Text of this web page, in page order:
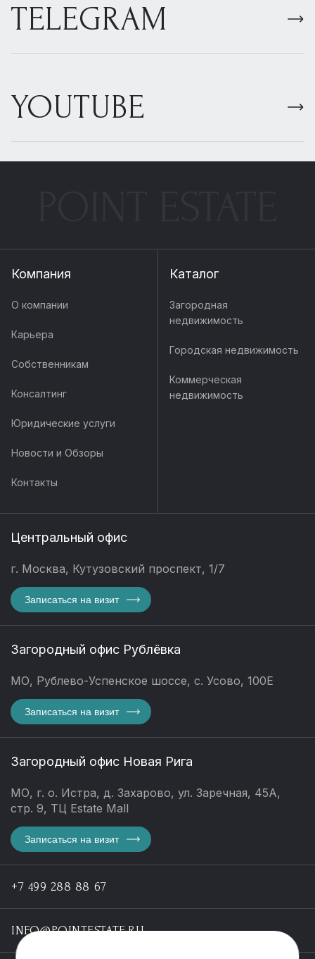
TELEGRAM
YOUTUBE
Компания
О компании
Карьера
Собственникам
Консалтинг
Юридические услуги
Новости и Обзоры
Контакты
Каталог
Загородная
недвижимость
Городская недвижимость
Коммерческая
недвижимость
Центральный офис
г. Москва, Кутузовский проспект, 1/7
Записаться на визит
Загородный офис Рублёвка
МО, Рублево-Успенское шоссе, с. Усово, 100Е
Записаться на визит
Загородный офис Новая Рига
МО, г. о. Истра, д. Захарово, ул. Заречная, 45А,
стр. 9, ТЦ Estate Mall
Записаться на визит
+7 499 288 88 67
INFO@POINTESTATE.RU